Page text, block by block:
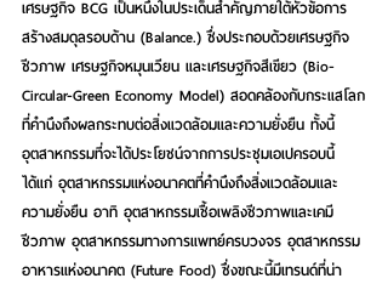
เศรษฐกิจ BCG เป็นหนึ่งในประเด็นสำคัญภายใต้หัวข้อการ
สร้างสมดุลรอบด้าน (Balance.) ซึ่งประกอบด้วยเศรษฐกิจ
ชีวภาพ เศรษฐกิจหมุนเวียน และเศรษฐกิจสีเขียว (Bio-
Circular-Green Economy Model) สอดคล้องกับกระแสโลก
ที่คำนึงถึงผลกระทบต่อสิ่งแวดล้อมและความยั่งยืน ทั้งนี้
อุตสาหกรรมที่จะได้ประโยชน์จากการประชุมเอเปครอบนี้
ได้แก่ อุตสาหกรรมแห่งอนาคตที่คำนึงถึงสิ่งแวดล้อมและ
ความยั่งยืน อาทิ อุตสาหกรรมเชื้อเพลิงชีวภาพและเคมี
ชีวภาพ อุตสาหกรรมทางการแพทย์ครบวงจร อุตสาหกรรม
อาหารแห่งอนาคต (Future Food) ซึ่งขณะนี้มีเทรนด์ที่น่า